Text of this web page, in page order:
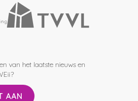
van het laatste nieuws en
AAN